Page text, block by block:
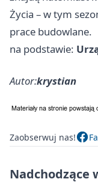
Życia – w tym
prace budowlane.
na podstawie:
Autor:krystian
Zaobserwuj nas!
Nadchodzące